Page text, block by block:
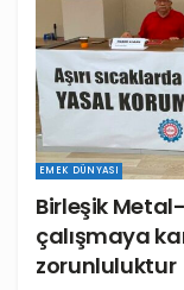
EMEK DÜNYASI
Birleşik
çalışmaya
zorunluluktur